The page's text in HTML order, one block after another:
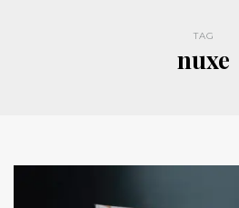
TAG
nuxe